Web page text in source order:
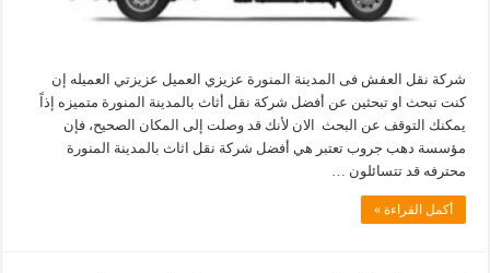
شركة نقل العفش فى المدينة المنورة عزيزي العميل عزيزتي العميله إن
كنت تبحث او تبحثين عن أفضل شركة نقل أثاث بالمدينة المنورة متميزه إذاً
يمكنك التوقف عن البحث الان لأنك قد وصلت إلى المكان الصحيح، فإن
مؤسسة دهب جروب تعتبر هي أفضل شركة نقل اثاث بالمدينة المنورة
محترفه قد تتسائلون …
أكمل القراءة »